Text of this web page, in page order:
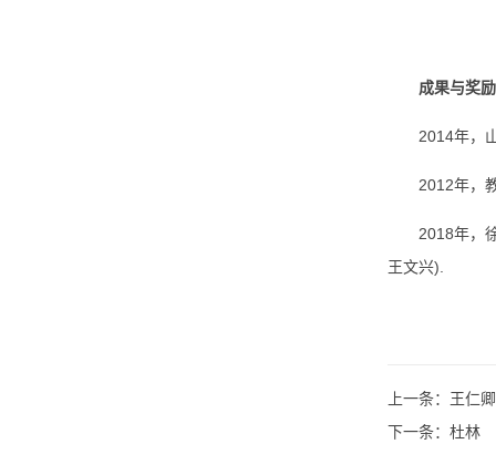
成果与奖
2014年，
2012年，
2018年，
王文兴).
上一条： 王仁卿
下一条： 杜林